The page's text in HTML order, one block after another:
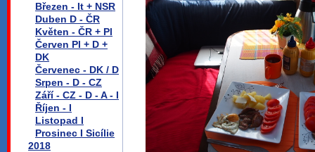
Březen - It + NSR
Duben D - ČR
Květen - ČR + Pl
Červen Pl + D +
DK
Červenec - DK / D
Srpen - D - CZ
Září - CZ - D - A - I
Říjen - I
Listopad I
Prosinec I Sicílie
2018